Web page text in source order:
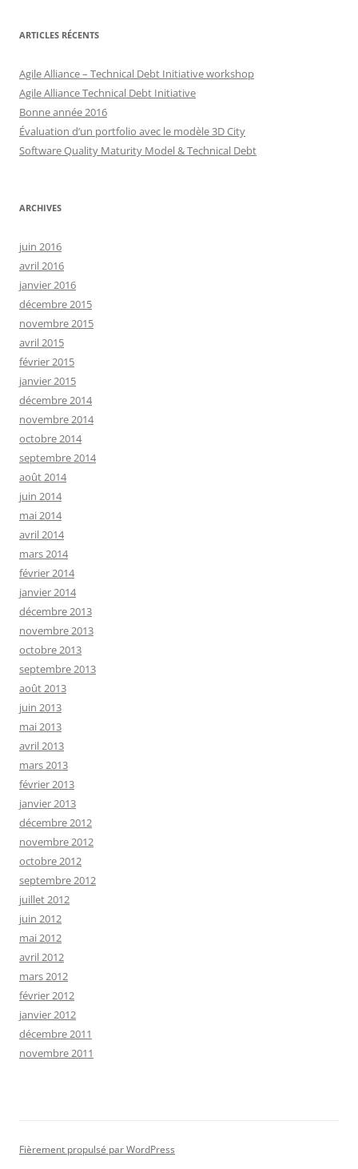
ARTICLES RÉCENTS
Agile Alliance – Technical Debt Initiative workshop
Agile Alliance Technical Debt Initiative
Bonne année 2016
Évaluation d’un portfolio avec le modèle 3D City
Software Quality Maturity Model & Technical Debt
ARCHIVES
juin 2016
avril 2016
janvier 2016
décembre 2015
novembre 2015
avril 2015
février 2015
janvier 2015
décembre 2014
novembre 2014
octobre 2014
septembre 2014
août 2014
juin 2014
mai 2014
avril 2014
mars 2014
février 2014
janvier 2014
décembre 2013
novembre 2013
octobre 2013
septembre 2013
août 2013
juin 2013
mai 2013
avril 2013
mars 2013
février 2013
janvier 2013
décembre 2012
novembre 2012
octobre 2012
septembre 2012
juillet 2012
juin 2012
mai 2012
avril 2012
mars 2012
février 2012
janvier 2012
décembre 2011
novembre 2011
Fièrement propulsé par WordPress